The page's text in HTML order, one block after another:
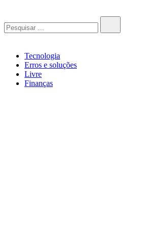
Tecnologia
Erros e soluções
Livre
Finanças